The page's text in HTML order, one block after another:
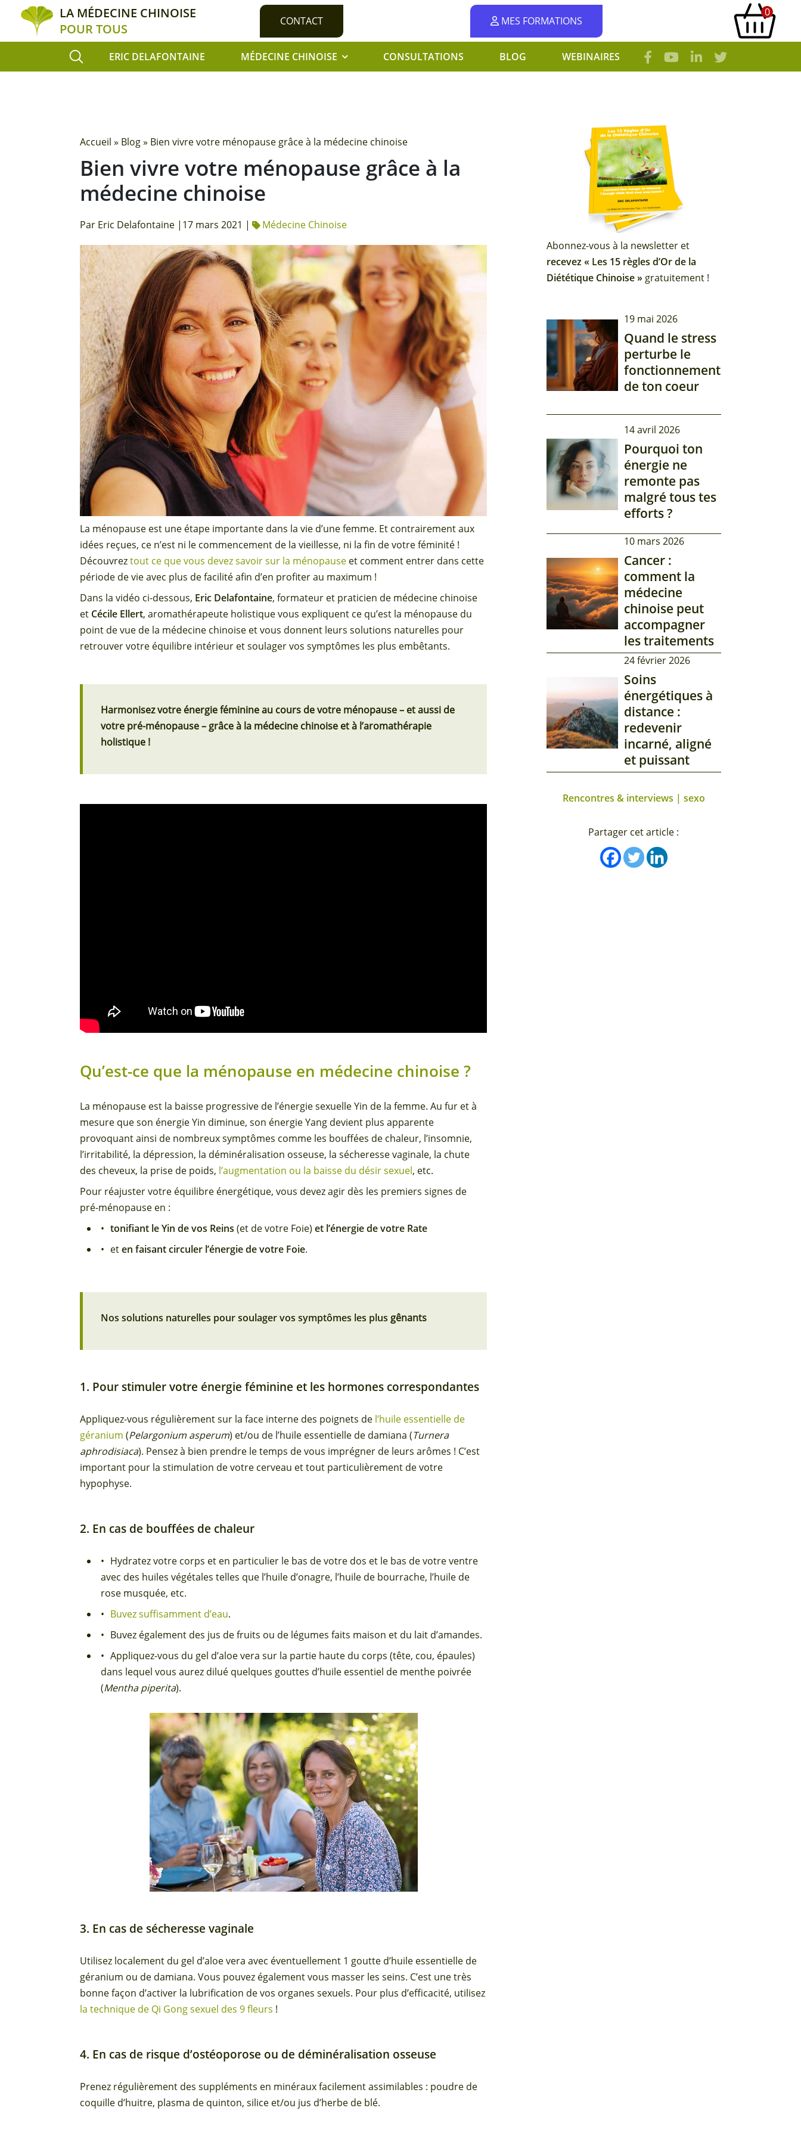
LA MÉDECINE CHINOISE
POUR TOUS
CONTACT MES FORMATIONS
0
ERIC DELAFONTAINE MÉDECINE CHINOISE CONSULTATIONS BLOG WEBINAIRES
Accueil » Blog» Bien vivre votre ménopause grâce à la médecine chinoise
Bien vivre votre ménopause grâce à la
médecine chinoise
Par Eric Delafontaine | 17 mars 2021 | Médecine Chinoise
La ménopause est une étape importante dans la vie d’une femme. Et contrairement aux
idées reçues, ce n’est ni le commencement de la vieillesse, ni la fin de votre féminité !
Découvreztout ce que vous devez savoir sur la ménopause et comment entrer dans cette
période de vie avec plus de facilité afin d’en profiter au maximum !
Dans la vidéo ci-dessous, Eric Delafontaine, formateur et praticien de médecine chinoise
et Cécile Ellert, aromathérapeute holistique vous expliquent ce qu’est la ménopause du
point de vue de la médecine chinoise et vous donnent leurs solutions naturelles pour
retrouver votre équilibre intérieur et soulager vos symptômes les plus embêtants.
Harmonisez votre énergie féminine au cours de votre ménopause – et aussi de
votre pré-ménopause – grâce à la médecine chinoise et à l’aromathérapie
holistique !
Qu’est-ce que la ménopause en médecine chinoise ?
La ménopause est la baisse progressive de l’énergie sexuelle Yin de la femme. Au fur et à
mesure que son énergie Yin diminue, son énergie Yang devient plus apparente
provoquant ainsi de nombreux symptômes comme les bouffées de chaleur, l’insomnie,
l’irritabilité, la dépression, la déminéralisation osseuse, la sécheresse vaginale, la chute
des cheveux, la prise de poids, l’augmentation ou la baisse du désir sexuel, etc.
Pour réajuster votre équilibre énergétique, vous devez agir dès les premiers signes de
pré-ménopause en :
tonifiant le Yin de vos Reins (et de votre Foie)et l’énergie de votre Rate
eten faisant circuler l’énergie de votre Foie.
Nos solutions naturelles pour soulager vos symptômes les plus gênants
1. Pour stimuler votre énergie féminine et les hormones correspondantes
Appliquez-vous régulièrement sur la face interne des poignets de l’huile essentielle de
géranium (Pelargonium asperum) et/ou de l’huile essentielle de damiana (Turnera
aphrodisiaca). Pensez à bien prendre le temps de vous imprégner de leurs arômes ! C’est
important pour la stimulation de votre cerveau et tout particulièrement de votre
hypophyse.
2. En cas de bouffées de chaleur
Hydratez votre corps et en particulier le bas de votre dos et le bas de votre ventre
avec des huiles végétales telles que l’huile d’onagre, l’huile de bourrache, l’huile de
rose musquée, etc.
Buvez suffisamment d’eau.
Buvez également des jus de fruits ou de légumes faits maison et du lait d’amandes.
Appliquez-vous du gel d’aloe vera sur la partie haute du corps (tête, cou, épaules)
dans lequel vous aurez dilué quelques gouttes d’huile essentiel de menthe poivrée
(Mentha piperita).
3. En cas de sécheresse vaginale
Utilisez localement du gel d’aloe vera avec éventuellement 1 goutte d’huile essentielle de
géranium ou de damiana. Vous pouvez également vous masser les seins. C’est une très
bonne façon d’activer la lubrification de vos organes sexuels. Pour plus d’efficacité, utilisez
la technique de Qi Gong sexuel des 9 fleurs !
4. En cas de risque d’ostéoporose ou de déminéralisation osseuse
Prenez régulièrement des suppléments en minéraux facilement assimilables : poudre de
coquille d’huitre, plasma de quinton, silice et/ou jus d’herbe de blé.
Abonnez-vous à la newsletter et
recevez « Les 15 règles d’Or de la
Diététique Chinoise » gratuitement !
19 mai 2026
Quand le stress
perturbe le
fonctionnement
de ton coeur
14 avril 2026
Pourquoi ton
énergie ne
remonte pas
malgré tous tes
efforts ?
10 mars 2026
Cancer :
comment la
médecine
chinoise peut
accompagner
les traitements
24 février 2026
Soins
énergétiques à
distance :
redevenir
incarné, aligné
et puissant
Rencontres & interviews | sexo
Partager cet article :